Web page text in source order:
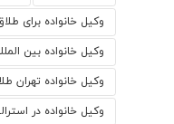
وکیل خانواده برای
وکیل خانواده بین
وکیل خانواده تهران
وکیل خانواده در